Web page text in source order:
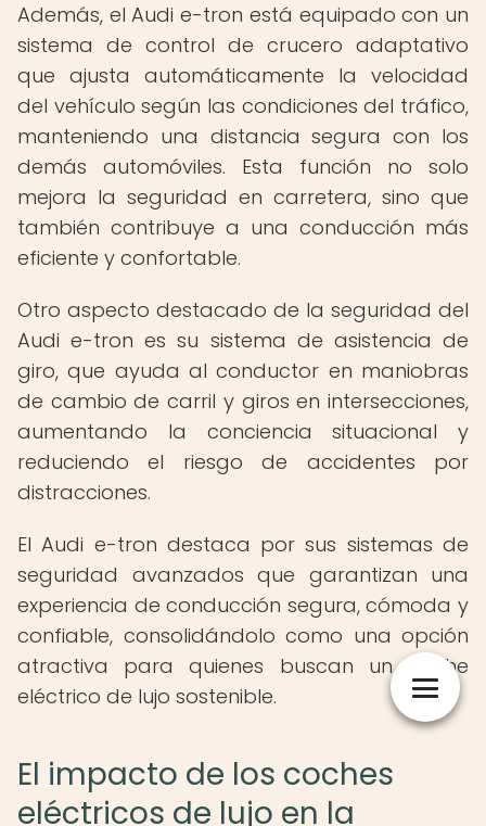
Además, el Audi e-tron está equipado con un
sistema de control de crucero adaptativo
que ajusta automáticamente la velocidad
del vehículo según las condiciones del tráfico,
manteniendo una distancia segura con los
demás automóviles. Esta función no solo
mejora la seguridad en carretera, sino que
también contribuye a una conducción más
eficiente y confortable.
Otro aspecto destacado de la seguridad del
Audi e-tron es su sistema de asistencia de
giro, que ayuda al conductor en maniobras
de cambio de carril y giros en intersecciones,
aumentando la conciencia situacional y
reduciendo el riesgo de accidentes por
distracciones.
El Audi e-tron destaca por sus sistemas de
seguridad avanzados que garantizan una
experiencia de conducción segura, cómoda y
confiable, consolidándolo como una opción
atractiva para quienes buscan un coche
eléctrico de lujo sostenible.
El impacto de los coches
eléctricos de lujo en la